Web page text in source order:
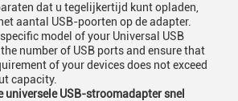
dat u tegelijkertijd kunt opladen,
aantal USB-poorten op de adapter.
model of your Universal USB
number of USB ports and ensure that
of your devices does not exceed
capacity.
universele USB-stroomadapter snel